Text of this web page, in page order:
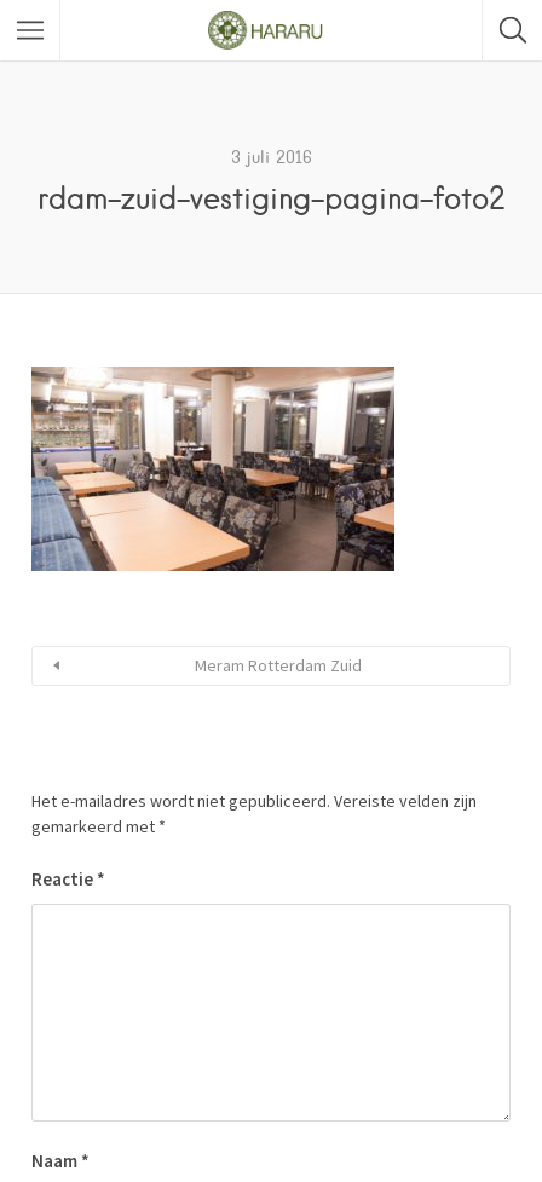
3 juli 2016
rdam-zuid-vestiging-pagina-foto2
Meram Rotterdam Zuid
Het e-mailadres wordt niet gepubliceerd. Vereiste velden zijn
gemarkeerd met *
Reactie *
Naam *